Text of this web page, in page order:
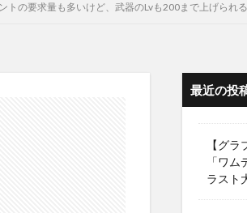
の要求量も多いけど、武器のLvも200まで上げられ
最近の投
【グ
「ワ
ラスト